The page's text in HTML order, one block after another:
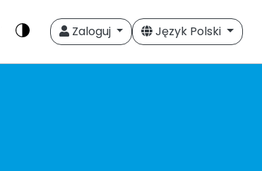
Zaloguj Język Polski